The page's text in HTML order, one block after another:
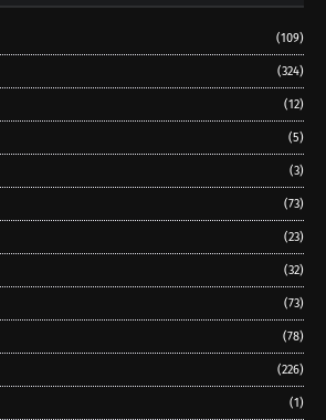
(109)
(324)
(12)
(5)
(3)
(73)
(23)
(32)
(73)
(78)
(226)
(1)